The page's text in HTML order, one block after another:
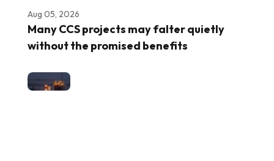
Aug 05, 2026
Many CCS projects may falter quietly
without the promised benefits